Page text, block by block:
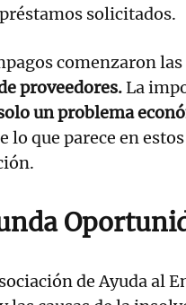
solicitados.
comenzaron las
proveedores.La
un problema
lo que parece en
de Ayuda al